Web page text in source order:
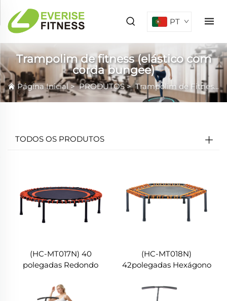
PT
Trampolim de fitness (elástico com
corda bungee)
Página Inicial >PRODUTOS>Trampolim de Fitness
TODOS OS PRODUTOS
(HC-MT017N) 40
polegadas Redondo
(HC-MT018N)
42polegadas Hexágono